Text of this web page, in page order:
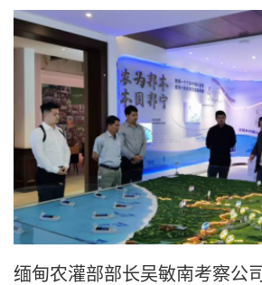
缅甸农灌部部长吴敏南考察公司